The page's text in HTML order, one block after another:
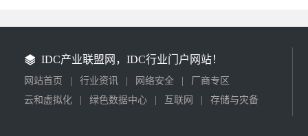
IDC产业联盟网，IDC行业门户网站！
网站首页 行业资讯 网络安全
厂商专区
云和虚拟化
绿色数据中心 互联网 存储与灾备